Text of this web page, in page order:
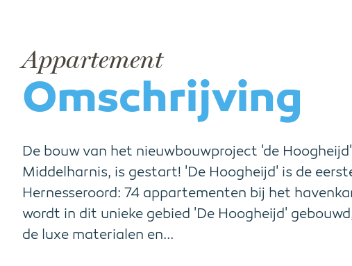
Appartement
Omschrijving
De bouw van het nieuwbouwproject 'de
Middelharnis, is gestart! 'De Hoogheijd' is de
Hernesseroord: 74 appartementen bij het
wordt in dit unieke gebied 'De Hoogheijd'
de luxe materialen en...